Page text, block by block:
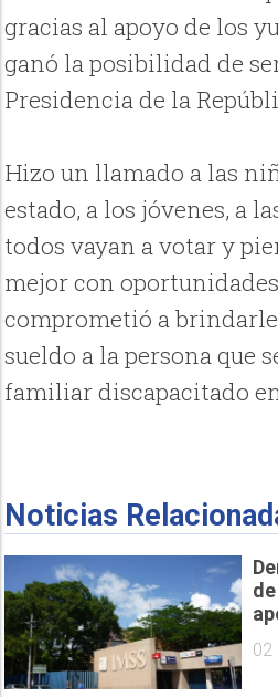
gracias al apoyo de los
ganó la posibilidad de
Presidencia de la
Hizo un llamado a las
estado, a los jóvenes, a
todos vayan a votar y
mejor con
comprometió a
sueldo a la persona que
familiar discapacitado
Noticias
02